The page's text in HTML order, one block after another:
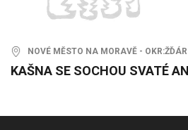
NOVÉ MĚSTO NA MORAVĚ -
KAŠNA SE SOCHOU SVATÉ